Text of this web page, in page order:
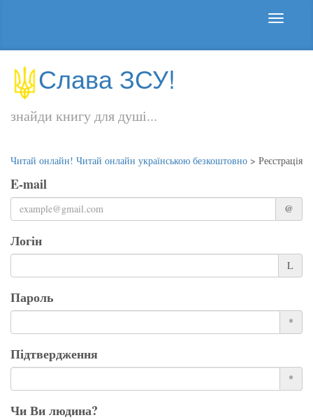
Слава ЗСУ!
знайди книгу для душі...
Читай онлайн! Читай онлайн українською безкоштовно > Реєстрація
E-mail
@
Логін
L
Пароль
*
Підтвердження
*
Чи Ви людина?